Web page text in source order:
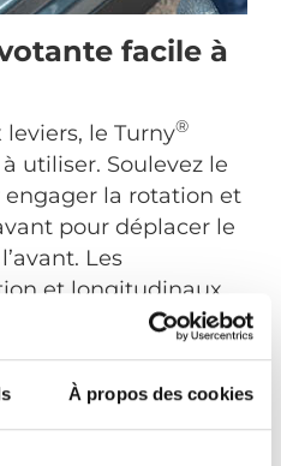
À propos des cookies
facile à
le Turny®
utiliser. Soulevez le
la rotation et
pour déplacer le
Les
et longitudinaux
simultanément, ce